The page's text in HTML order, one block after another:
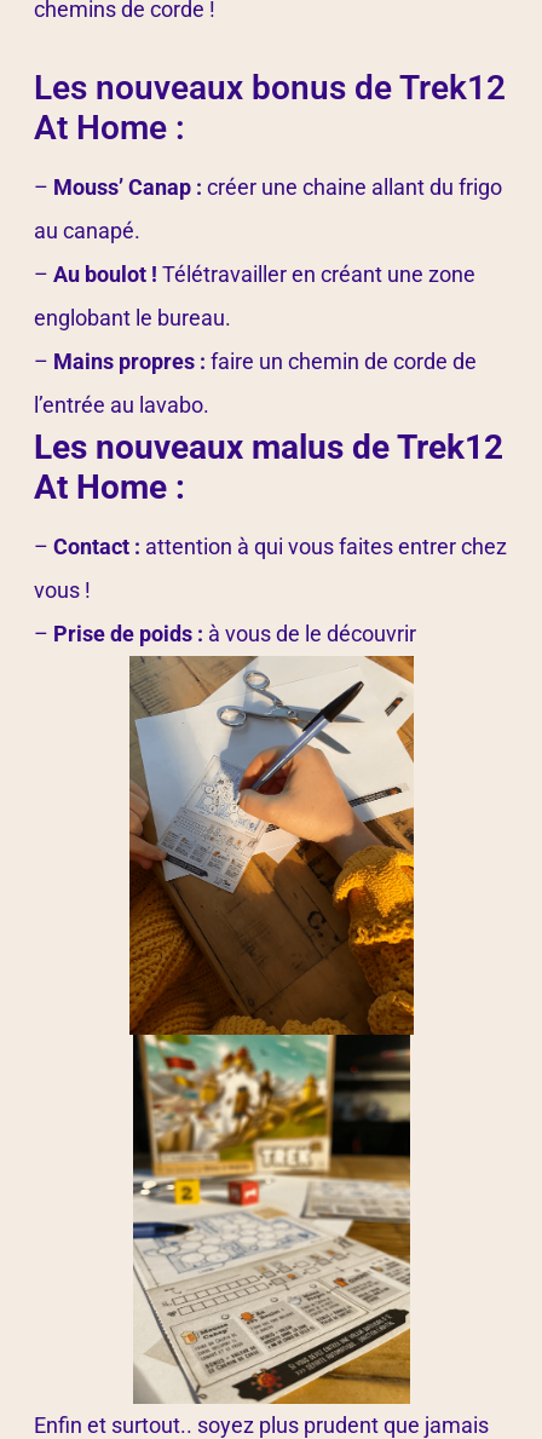
chemins de corde !
Les nouveaux bonus de Trek12
At Home :
– Mouss’ Canap : créer une chaine allant du frigo
au canapé.
– Au boulot ! Télétravailler en créant une zone
englobant le bureau.
– Mains propres : faire un chemin de corde de
l’entrée au lavabo.
Les nouveaux malus de Trek12
At Home :
– Contact : attention à qui vous faites entrer chez
vous !
– Prise de poids : à vous de le découvrir
Enfin et surtout.. soyez plus prudent que jamais